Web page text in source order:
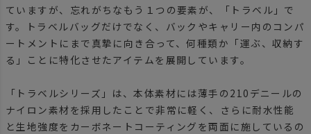
ていますが、忘れがちなもう１つの要素が、「トラベル」で
す。トラベルバッグだけでなく、バックやキャリー内のコンパ
ートメントにまで真摯に向き合って、何種類か「運ぶ、収納す
る」ことに特化させたアイテムを展開しています。
「トラベルシリーズ」は、本体素材には薄手の210デニールの
ナイロン素材を採用したことで非常に軽く、さらに耐水性能
と生地強度をカーボネートコーティングを両面に施しているの